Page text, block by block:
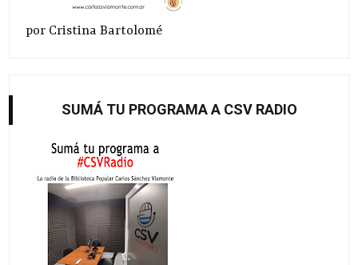
por Cristina Bartolomé
SUMÁ TU PROGRAMA A CSV RADIO